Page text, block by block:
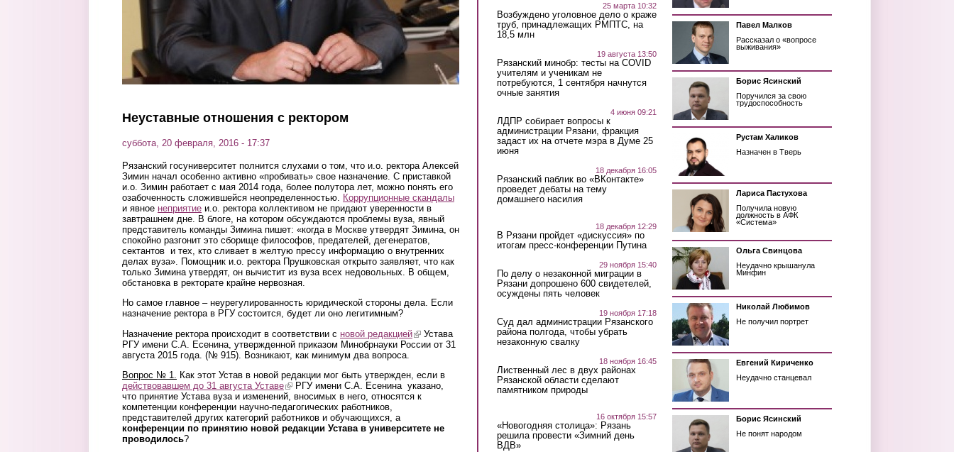
Неуставные отношения с ректором
суббота, 20 февраля, 2016 - 17:37
Рязанский госуниверситет полнится слухами о том, что и.о. ректора Алексей
Зимин начал особенно активно «пробивать» свое назначение. С приставкой
и.о. Зимин работает с мая 2014 года, более полутора лет, можно понять его
озабоченность сложившейся неопределенностью. Коррупционные скандалы
и явное неприятие и.о. ректора коллективом не придают уверенности в
завтрашнем дне. В блоге, на котором обсуждаются проблемы вуза, явный
представитель команды Зимина пишет: «когда в Москве утвердят Зимина, он
спокойно разгонит это сборище философов, предателей, дегенератов,
сектантов и тех, кто сливает в желтую прессу информацию о внутренних
делах вуза». Помощник и.о. ректора Прушковская открыто заявляет, что как
только Зимина утвердят, он вычистит из вуза всех недовольных. В общем,
обстановка в ректорате крайне нервозная.
Но самое главное – неурегулированность юридической стороны дела. Если
назначение ректора в РГУ состоится, будет ли оно легитимным?
Назначение ректора происходит в соответствии с новой редакцией(link is external)
Устава
РГУ имени С.А. Есенина, утвержденной приказом Минобрнауки России от 31
августа 2015 года. (№ 915). Возникают, как минимум два вопроса.
Вопрос № 1.
Как этот Устав в новой редакции мог быть утвержден, если в
действовавшем до 31 августа Уставе(link is external)
РГУ имени С.А. Есенина указано,
что принятие Устава вуза и изменений, вносимых в него, относятся к
компетенции конференции научно-педагогических работников,
представителей других категорий работников и обучающихся, а
конференции по принятию новой редакции Устава в университете не
проводилось?
25 марта 10:32
Возбуждено уголовное дело о краже
труб, принадлежащих РМПТС, на
18,5 млн
19 августа 13:50
Рязанский минобр: тесты на COVID
учителям и ученикам не
потребуются, 1 сентября начнутся
очные занятия
4 июня 09:21
ЛДПР собирает вопросы к
администрации Рязани, фракция
задаст их на отчете мэра в Думе 25
июня
18 декабря 16:05
Рязанский паблик во «ВКонтакте»
проведет дебаты на тему
домашнего насилия
18 декабря 12:29
В Рязани пройдет «дискуссия» по
итогам пресс-конференции Путина
29 ноября 15:40
По делу о незаконной миграции в
Рязани допрошено 600 свидетелей,
осуждены пять человек
19 ноября 17:18
Суд дал администрации Рязанского
района полгода, чтобы убрать
незаконную свалку
18 ноября 16:45
Лиственный лес в двух районах
Рязанской области сделают
памятником природы
16 октября 15:57
«Новогодняя столица»: Рязань
решила провести «Зимний день
ВДВ»
Павел Малков
Рассказал о «вопросе
выживания»
Борис Ясинский
Поручился за свою
трудоспособность
Рустам Халиков
Назначен в Тверь
Лариса Пастухова
Получила новую
должность в АФК
«Система»
Ольга Свинцова
Неудачно крышанула
Минфин
Николай Любимов
Не получил портрет
Евгений Кириченко
Неудачно станцевал
Борис Ясинский
Не понят народом